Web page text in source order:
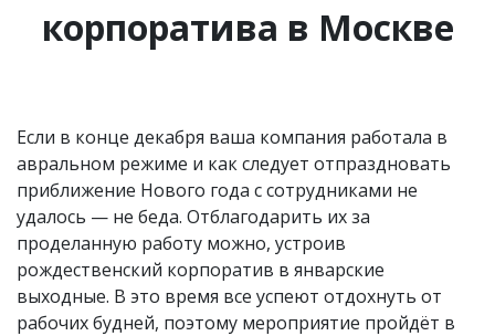
корпоратива в Москве
Если в конце декабря ваша компания работала в
авральном режиме и как следует отпраздновать
приближение Нового года с сотрудниками не
удалось — не беда. Отблагодарить их за
проделанную работу можно, устроив
рождественский корпоратив в январские
выходные. В это время все успеют отдохнуть от
рабочих будней, поэтому мероприятие пройдёт в